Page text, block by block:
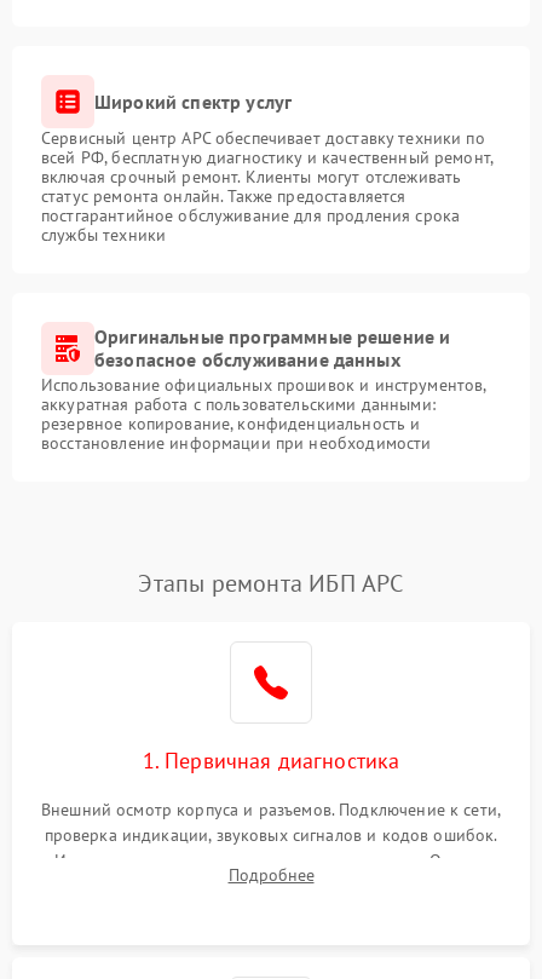
Широкий спектр услуг
Сервисный центр APC обеспечивает доставку техники по
всей РФ, бесплатную диагностику и качественный ремонт,
включая срочный ремонт. Клиенты могут отслеживать
статус ремонта онлайн. Также предоставляется
постгарантийное обслуживание для продления срока
службы техники
Оригинальные программные решение и
безопасное обслуживание данных
Использование официальных прошивок и инструментов,
аккуратная работа с пользовательскими данными:
резервное копирование, конфиденциальность и
восстановление информации при необходимости
Этапы ремонта ИБП APC
1. Первичная диагностика
Внешний осмотр корпуса и разъемов. Подключение к сети,
проверка индикации, звуковых сигналов и кодов ошибок.
Измерение входного и выходного напряжения. Оценка
реакции ИБП на отключение основного питания без
Подробнее